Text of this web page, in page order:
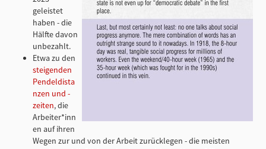
geleistet
haben - die
Hälfte davon
unbezahlt.
Etwa zu den
steigenden
Pendeldista
nzen und -
zeiten, die
Arbeiter*inn
en auf ihren
Wegen zur und von der Arbeit zurücklegen - die meisten